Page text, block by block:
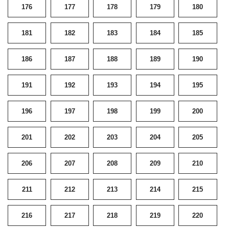
176 177 178 179 180
181 182 183 184 185
186 187 188 189 190
191 192 193 194 195
196 197 198 199 200
201 202 203 204 205
206 207 208 209 210
211 212 213 214 215
216 217 218 219 220